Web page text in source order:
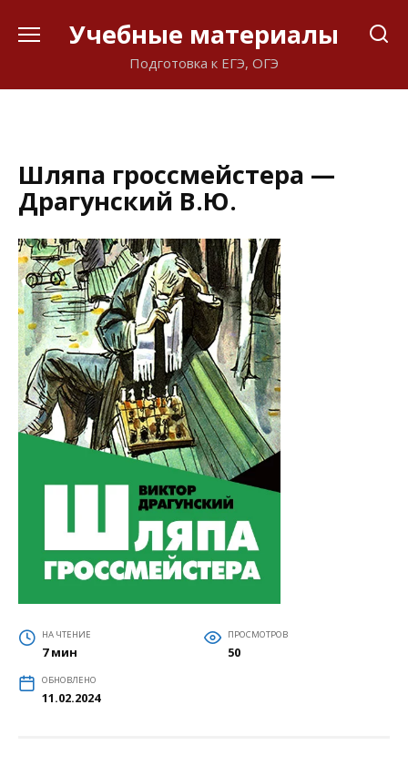
Учебные материалы
Подготовка к ЕГЭ, ОГЭ
Шляпа гроссмейстера —
Драгунский В.Ю.
НА ЧТЕНИЕ
7 мин
ПРОСМОТРОВ
50
ОБНОВЛЕНО
11.02.2024